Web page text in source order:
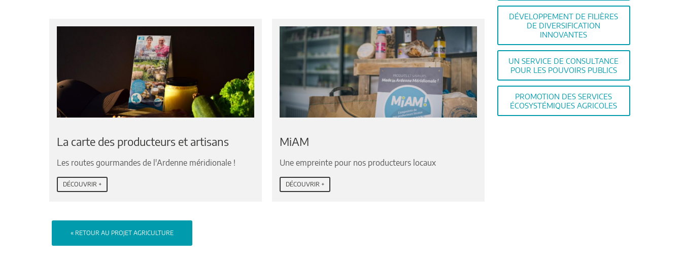
La carte des producteurs et artisans
Les routes gourmandes de l'Ardenne méridionale !
DÉCOUVRIR +
MiAM
Une empreinte pour nos producteurs locaux
DÉCOUVRIR +
« RETOUR AU PROJET AGRICULTURE
DÉVELOPPEMENT DE FILIÈRES
DE DIVERSIFICATION
INNOVANTES
UN SERVICE DE CONSULTANCE
POUR LES POUVOIRS PUBLICS
PROMOTION DES SERVICES
ÉCOSYSTÉMIQUES AGRICOLES